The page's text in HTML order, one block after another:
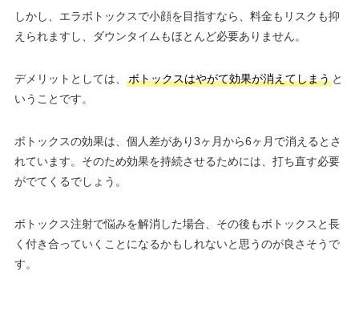
しかし、エラボトックスで小顔を目指すなら、料金もリスクも抑
えられますし、ダウンタイムもほとんど必要ありません。
デメリットとしては、 ボトックスはやがて効果が消えてしまうと
いうことです。
ボトックスの効果は、個人差があり3ヶ月から6ヶ月で消えるとさ
れています。そのため効果を持続させるためには、打ち直す必要
がでてくるでしょう。
ボトックス注射で悩みを解消した場合、その後もボトックスと長
く付き合っていくことになるかもしれないと思うのが良さそうで
す。